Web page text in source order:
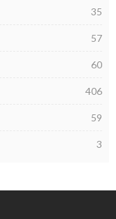
35
57
60
406
59
3